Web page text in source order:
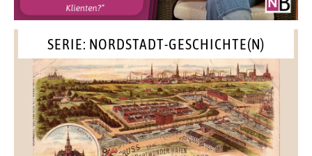
SERIE: NORDSTADT-GESCHICHTE(N)